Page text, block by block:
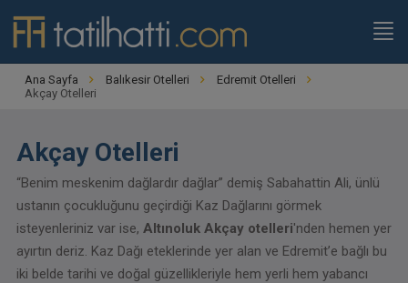
Ana Sayfa Balıkesir Otelleri
Edremit Otelleri
Akçay Otelleri
Akçay Otelleri
“Benim meskenim dağlardır dağlar” demiş Sabahattin Ali, ünlü
ustanın çocukluğunu geçirdiği Kaz Dağlarını görmek
isteyenleriniz var ise, Altınoluk Akçay otelleri'nden hemen yer
ayırtın deriz. Kaz Dağı eteklerinde yer alan ve Edremit’e bağlı bu
iki belde tarihi ve doğal güzellikleriyle hem yerli hem yabancı